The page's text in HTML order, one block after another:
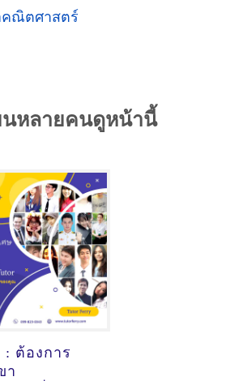
คณิตศาสตร์
นหลายคนดูหน้านี้
: ต้องการ
า